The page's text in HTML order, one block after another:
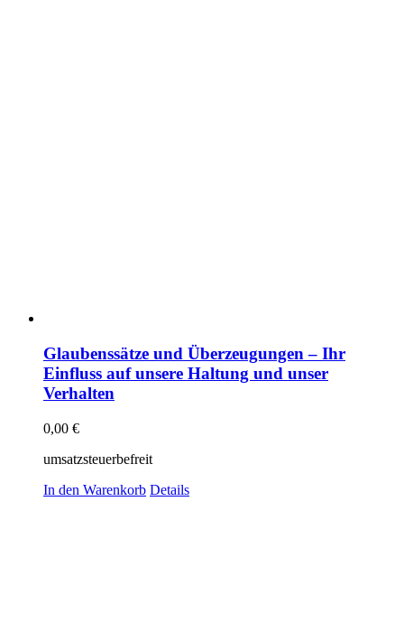
Glaubenssätze und Überzeugungen – Ihr
Einfluss auf unsere Haltung und unser
Verhalten
0,00 €
umsatzsteuerbefreit
In den Warenkorb Details